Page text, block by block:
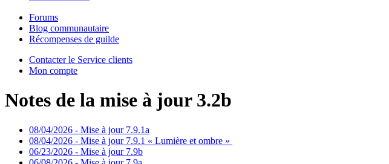
Forums
Blog communautaire
Récompenses de guilde
Contacter le Service clients
Mon compte
Notes de la mise à jour 3.2b
08/04/2026 - Mise à jour 7.9.1a
08/04/2026 - Mise à jour 7.9.1 « Lumière et ombre »
06/23/2026 - Mise à jour 7.9b